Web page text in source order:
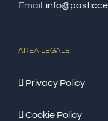
Email:
AREA LEGALE
Privacy Policy
Cookie Policy